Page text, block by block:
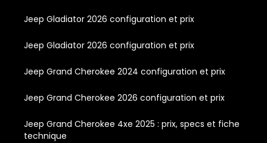
Jeep Gladiator 2026 configuration et prix
Jeep Gladiator 2026 configuration et prix
Jeep Grand Cherokee 2024 configuration et prix
Jeep Grand Cherokee 2026 configuration et prix
Jeep Grand Cherokee 4xe 2025 : prix, specs et fiche
technique